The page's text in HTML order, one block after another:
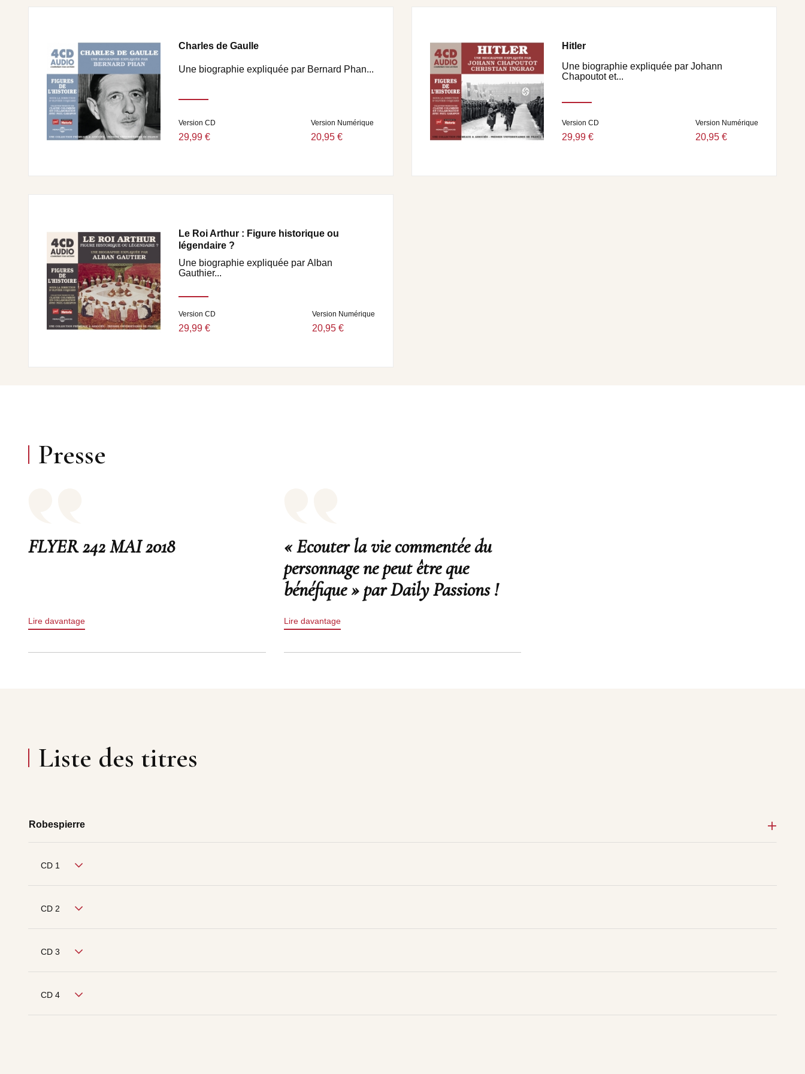
Charles de Gaulle
Une biographie expliquée par Bernard Phan...
Version CD
29,99 €
Version Numérique
20,95 €
Hitler
Une biographie expliquée par Johann
Chapoutot et...
Version CD
29,99 €
Version Numérique
20,95 €
Le Roi Arthur : Figure historique ou
légendaire ?
Une biographie expliquée par Alban
Gauthier...
Version CD
29,99 €
Version Numérique
20,95 €
Presse
FLYER 242 MAI 2018
Lire davantage
« Ecouter la vie commentée du
personnage ne peut être que
bénéfique » par Daily Passions !
Lire davantage
Liste des titres
Robespierre
CD 1
CD 2
CD 3
CD 4